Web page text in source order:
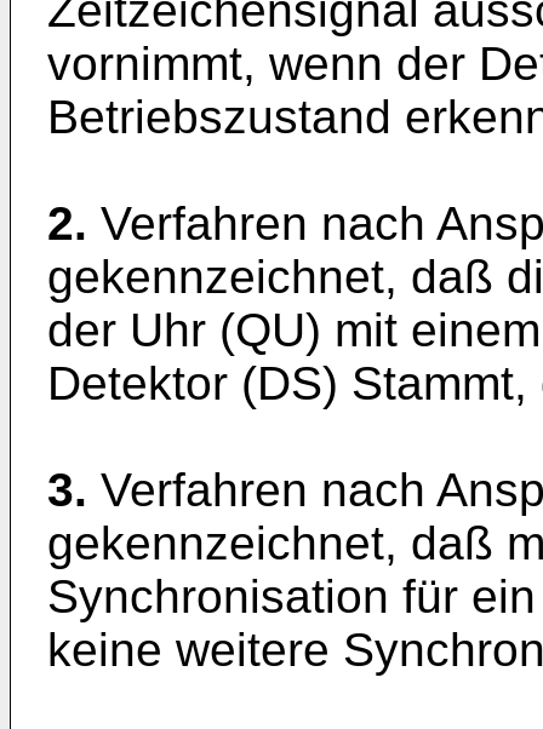
vornimmt, wenn der
Betriebszustand
2. Verfahren nach
gekennzeichnet, daß
der Uhr (QU) mit
Detektor (DS)
3. Verfahren nach
gekennzeichnet, daß
Synchronisation für
keine weitere